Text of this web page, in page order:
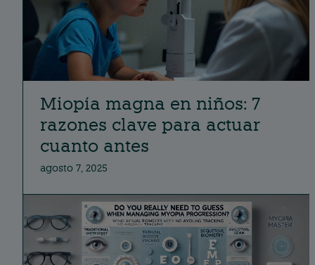
Miopía magna en niños: 7
razones clave para actuar
cuanto antes
agosto 7, 2025